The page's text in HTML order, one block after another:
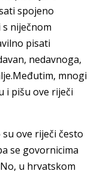
spojeno
niječnom
pisati
nedavnoga,
mnogi
i pišu ove riječi
ove riječi često
se govornicima
u hrvatskom